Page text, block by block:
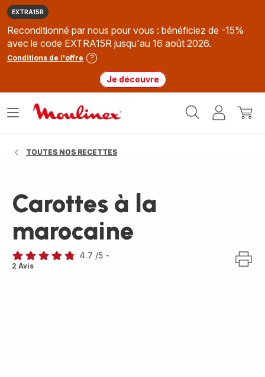
EXTRA15R
Reconditionné par nous pour vous : bénéficiez de -15%
avec le code EXTRA15R jusqu'au 16 août 2026.
Conditions de l'offre
Je découvre
MonMon
Ouvrir
TOUTES NOS RECETTES
Carottes à la
marocaine
ratings.4.7
4.7 /5 -
2 Avis